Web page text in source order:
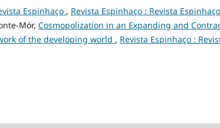
Espinhaço , Revista Espinhaço : Revista
Mór, Cosmopolization in an Expanding and
of the developing world , Revista Espinhaço :